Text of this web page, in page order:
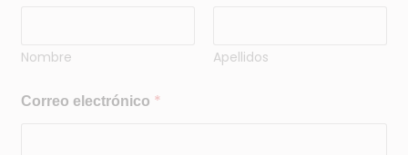
r
i
Nombre Apellidos
Correo electrónico *